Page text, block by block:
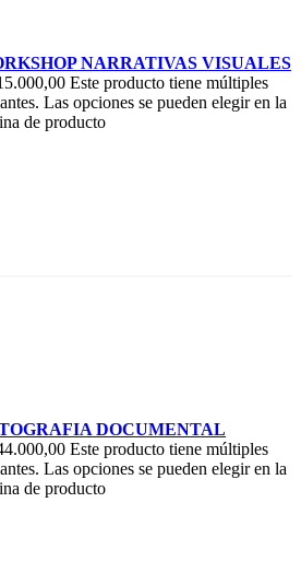
NARRATIVAS VISUALES
Este producto tiene múltiples
Las opciones se pueden elegir en la
de producto
DOCUMENTAL
Este producto tiene múltiples
Las opciones se pueden elegir en la
de producto